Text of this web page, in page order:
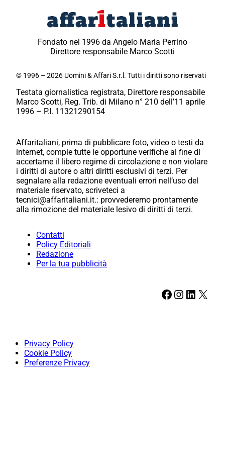
Fondato nel 1996 da Angelo Maria Perrino
Direttore responsabile Marco Scotti
© 1996 – 2026 Uomini & Affari S.r.l. Tutti i diritti sono riservati
Testata giornalistica registrata, Direttore responsabile
Marco Scotti, Reg. Trib. di Milano n° 210 dell’11 aprile
1996 – P.I. 11321290154
Affaritaliani, prima di pubblicare foto, video o testi da
internet, compie tutte le opportune verifiche al fine di
accertarne il libero regime di circolazione e non violare
i diritti di autore o altri diritti esclusivi di terzi. Per
segnalare alla redazione eventuali errori nell’uso del
materiale riservato, scriveteci a
tecnici@affaritaliani.it.: provvederemo prontamente
alla rimozione del materiale lesivo di diritti di terzi.
Contatti
Policy Editoriali
Redazione
Per la tua pubblicità
Facebook Instagram LinkedIn X
Privacy Policy
Cookie Policy
Preferenze Privacy